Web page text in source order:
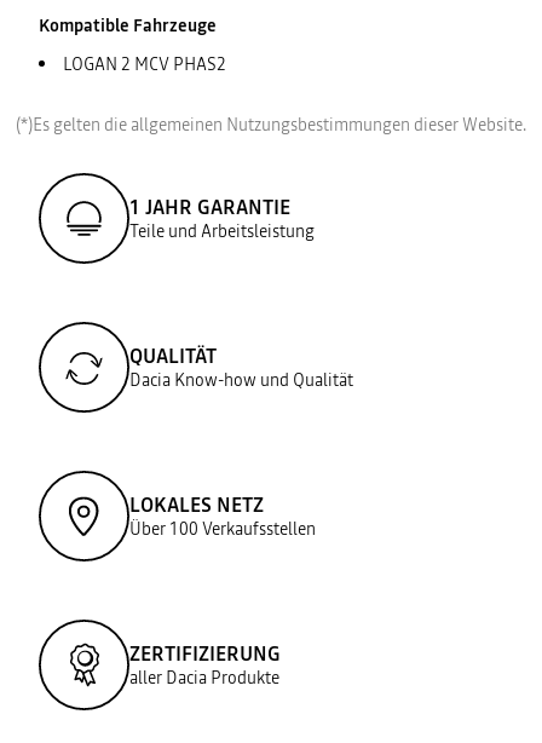
Kompatible Fahrzeuge
LOGAN 2 MCV PHAS2
(*)Es gelten die allgemeinen Nutzungsbestimmungen dieser Website.
1 JAHR GARANTIE
Teile und Arbeitsleistung
QUALITÄT
Dacia Know-how und Qualität
LOKALES NETZ
Über 100 Verkaufsstellen
ZERTIFIZIERUNG
aller Dacia Produkte